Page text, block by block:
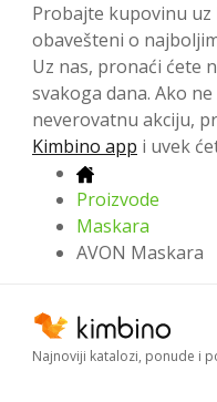
Probajte kupovinu
obavešteni o
Uz nas, pronaći ćete
svakoga dana. Ako
neverovatnu akciju,
Kimbino app i uvek
Proizvode
Maskara
AVON Maskara
Najnoviji katalozi, ponude i